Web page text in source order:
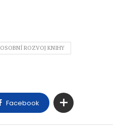
OSOBNÍ ROZVOJ KNIHY
Facebook